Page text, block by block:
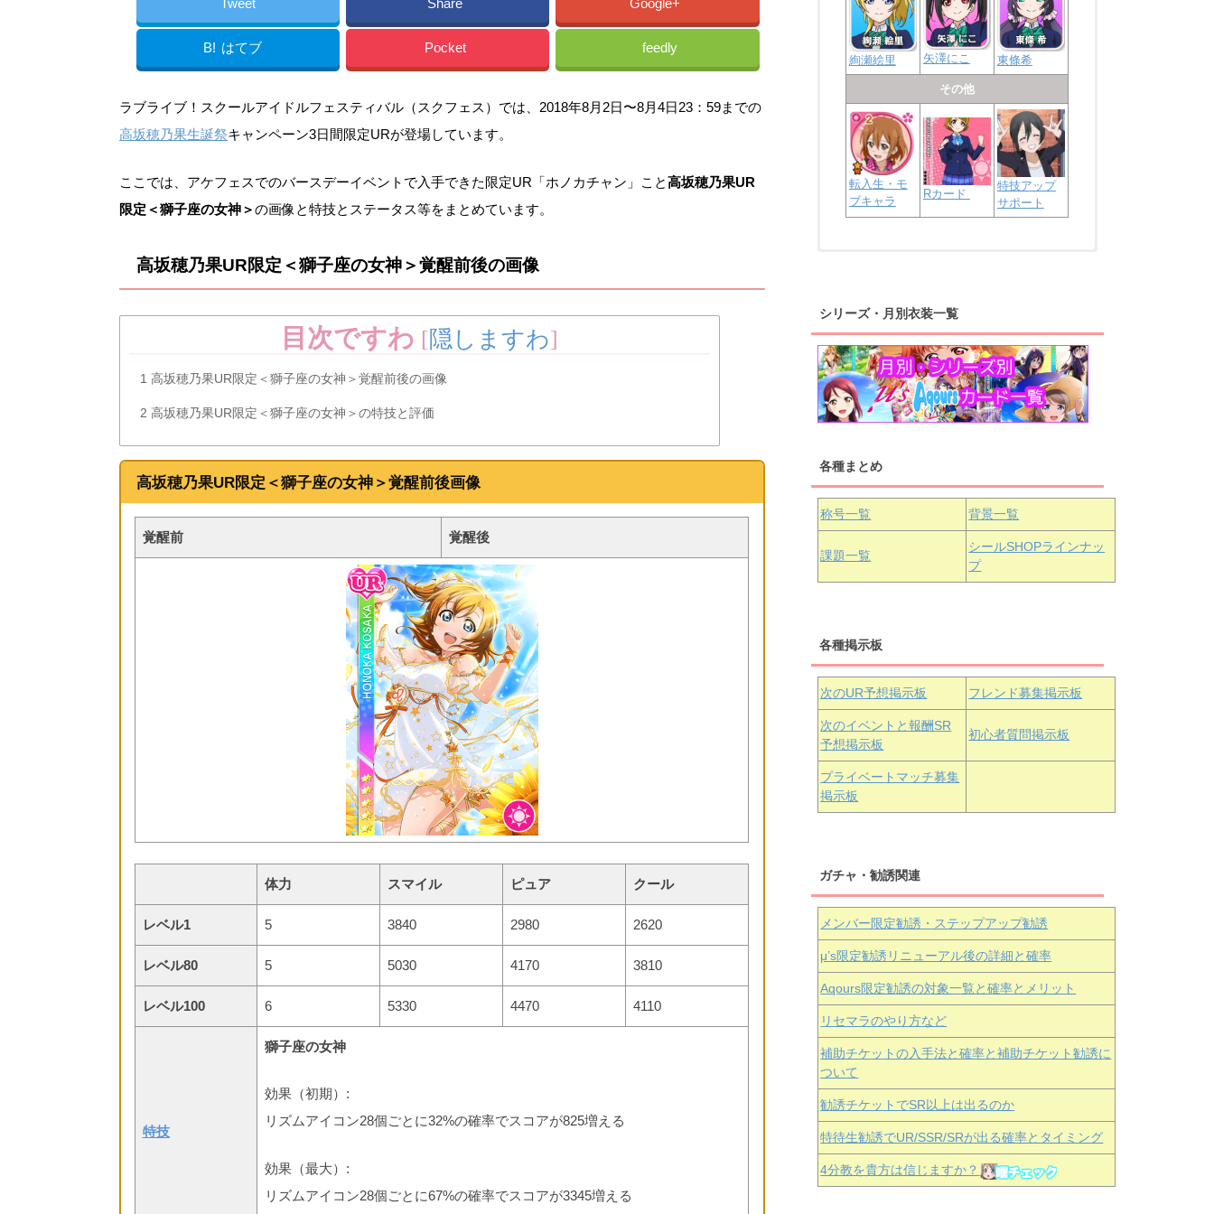
B! はてブ Pocket feedly
ラブライブ！スクールアイドルフェスティバル（スクフェス）では、2018年8月2日〜8月4日23：59までの
高坂穂乃果生誕祭キャンペーン3日間限定URが登場しています。
ここでは、アケフェスでのバースデーイベントで入手できた限定UR「ホノカチャン」こと高坂穂乃果UR
限定＜獅子座の女神＞の画像と特技とステータス等をまとめています。
高坂穂乃果UR限定＜獅子座の女神＞覚醒前後の画像
目次ですわ [隠しますわ]
1 高坂穂乃果UR限定＜獅子座の女神＞覚醒前後の画像
2 高坂穂乃果UR限定＜獅子座の女神＞の特技と評価
高坂穂乃果UR限定＜獅子座の女神＞覚醒前後画像
覚醒前 覚醒後
体力 スマイル ピュア クール
レベル1 5 3840 2980 2620
レベル80 5 5030 4170 3810
レベル100 6 5330 4470 4110
特技
獅子座の女神
効果（初期）:
リズムアイコン28個ごとに32%の確率でスコアが825増える
効果（最大）:
リズムアイコン28個ごとに67%の確率でスコアが3345増える
絢瀬絵里 矢澤にこ 東條希
その他
転入生・モ
ブキャラ
Rカード
特技アップ
サポート
桜内梨子 高海千歌 渡辺曜
浦の星女学院1年生
津島善子 黒澤ルビィ 国木田花丸
浦の星女学院3年生
黒澤ダイヤ
上原歩夢 宮下愛 優木せつ菜
虹ヶ咲学園1年生
中須かすみ 天王寺璃奈 桜坂しずく
近江彼方
エマ・ヴェ
シリーズ・月別衣装一覧
各種まとめ
称号一覧 背景一覧
課題一覧
シールSHOPラインナッ
プ
各種掲示板
次のUR予想掲示板 フレンド募集掲示板
次のイベントと報酬SR
予想掲示板
初心者質問掲示板
プライベートマッチ募集
掲示板
ガチャ・勧誘関連
メンバー限定勧誘・ステップアップ勧誘
μ’s限定勧誘リニューアル後の詳細と確率
Aqours限定勧誘の対象一覧と確率とメリット
リセマラのやり方など
補助チケットの入手法と確率と補助チケット勧誘に
ついて
勧誘チケットでSR以上は出るのか
特待生勧誘でUR/SSR/SRが出る確率とタイミング
4分教を貴方は信じますか？